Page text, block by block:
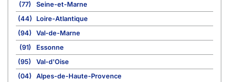
(77)
Seine-et-Marne
(44)
Loire-Atlantique
(94)
Val-de-Marne
(91)
Essonne
(95)
Val-d'Oise
(04)
Alpes-de-Haute-Provence